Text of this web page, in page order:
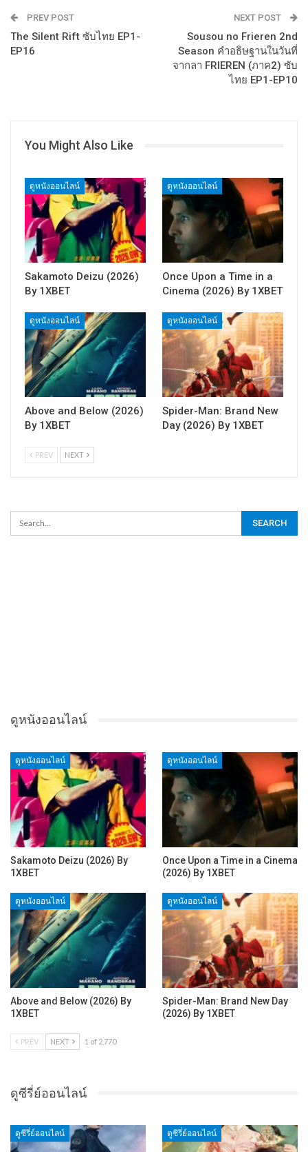
PREV POST
The Silent Rift ซับไทย EP1-
EP16
NEXT POST
Sousou no Frieren 2nd
Season คำอธิษฐานในวันที่
จากลา FRIEREN (ภาค2) ซับ
ไทย EP1-EP10
You Might Also Like
ดูหนังออนไลน์
Sakamoto Deizu (2026)
By 1XBET
ดูหนังออนไลน์
Once Upon a Time in a
Cinema (2026) By 1XBET
ดูหนังออนไลน์
Above and Below (2026)
By 1XBET
ดูหนังออนไลน์
Spider-Man: Brand New
Day (2026) By 1XBET
PREV NEXT
ดูหนังออนไลน์
ดูหนังออนไลน์
Sakamoto Deizu (2026) By
1XBET
ดูหนังออนไลน์
Once Upon a Time in a Cinema
(2026) By 1XBET
ดูหนังออนไลน์
Above and Below (2026) By
1XBET
ดูหนังออนไลน์
Spider-Man: Brand New Day
(2026) By 1XBET
PREV NEXT 1 of 2,770
ดูซีรี่ย์ออนไลน์
ดูซีรี่ย์ออนไลน์ ดูซีรี่ย์ออนไลน์